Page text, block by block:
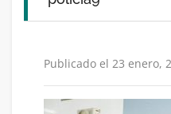
Publicado el 23 enero,